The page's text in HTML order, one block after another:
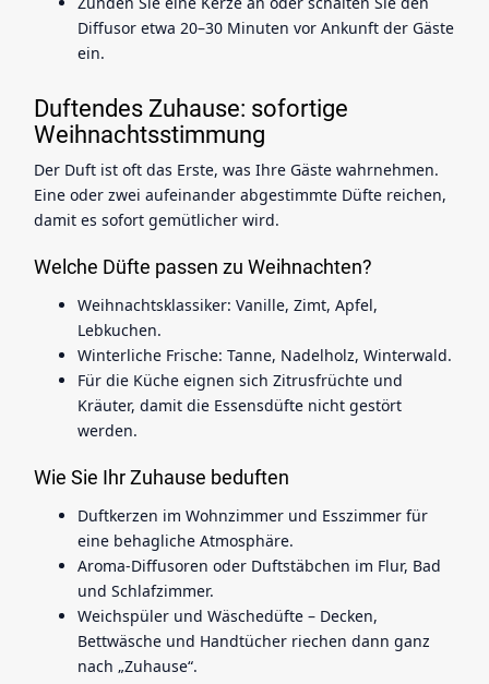
Diffusor etwa 20–30 Minuten vor Ankunft der Gäste
ein.
Duftendes Zuhause: sofortige
Weihnachtsstimmung
Der Duft ist oft das Erste, was Ihre Gäste wahrnehmen.
Eine oder zwei aufeinander abgestimmte Düfte reichen,
damit es sofort gemütlicher wird.
Welche Düfte passen zu Weihnachten?
Weihnachtsklassiker: Vanille, Zimt, Apfel,
Lebkuchen.
Winterliche Frische: Tanne, Nadelholz, Winterwald.
Für die Küche eignen sich Zitrusfrüchte und
Kräuter, damit die Essensdüfte nicht gestört
werden.
Wie Sie Ihr Zuhause beduften
Duftkerzen im Wohnzimmer und Esszimmer für
eine behagliche Atmosphäre.
Aroma-Diffusoren oder Duftstäbchen im Flur, Bad
und Schlafzimmer.
Weichspüler und Wäschedüfte – Decken,
Bettwäsche und Handtücher riechen dann ganz
nach „Zuhause“.